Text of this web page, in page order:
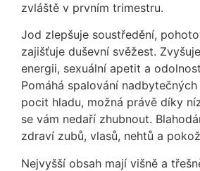
zvláště v prvním trimestru.
Jod zlepšuje soustředění,
zajišťuje duševní svěžest.
energii, sexuální apetit a
Pomáhá spalování
pocit hladu, možná právě díky
se vám nedaří zhubnout.
zdraví zubů, vlasů, nehtů a
Nejvyšší obsah mají višně a